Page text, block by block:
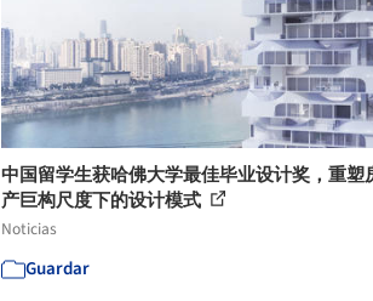
中国留学生获哈佛大学最佳毕业设计奖，重塑
产巨构尺度下的设计模式
Noticias
Guardar